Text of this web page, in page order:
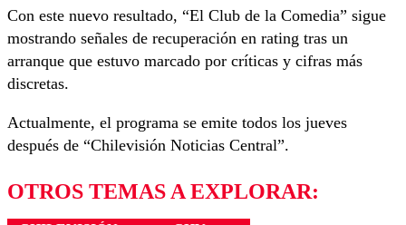
Con este nuevo resultado, “El Club de la Comedia” sigue
mostrando señales de recuperación en rating tras un
arranque que estuvo marcado por críticas y cifras más
discretas.
Actualmente, el programa se emite todos los jueves
después de “Chilevisión Noticias Central”.
OTROS TEMAS A EXPLORAR: